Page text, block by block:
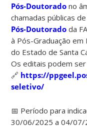
Pós-Doutorado no
chamadas públicas de
Pós-Doutorado da
à Pós-Graduação
do Estado de Santa
Os editais podem ser
🔗 https://
seletivo/
📅 Período para
30/06/2025 a 04/07/